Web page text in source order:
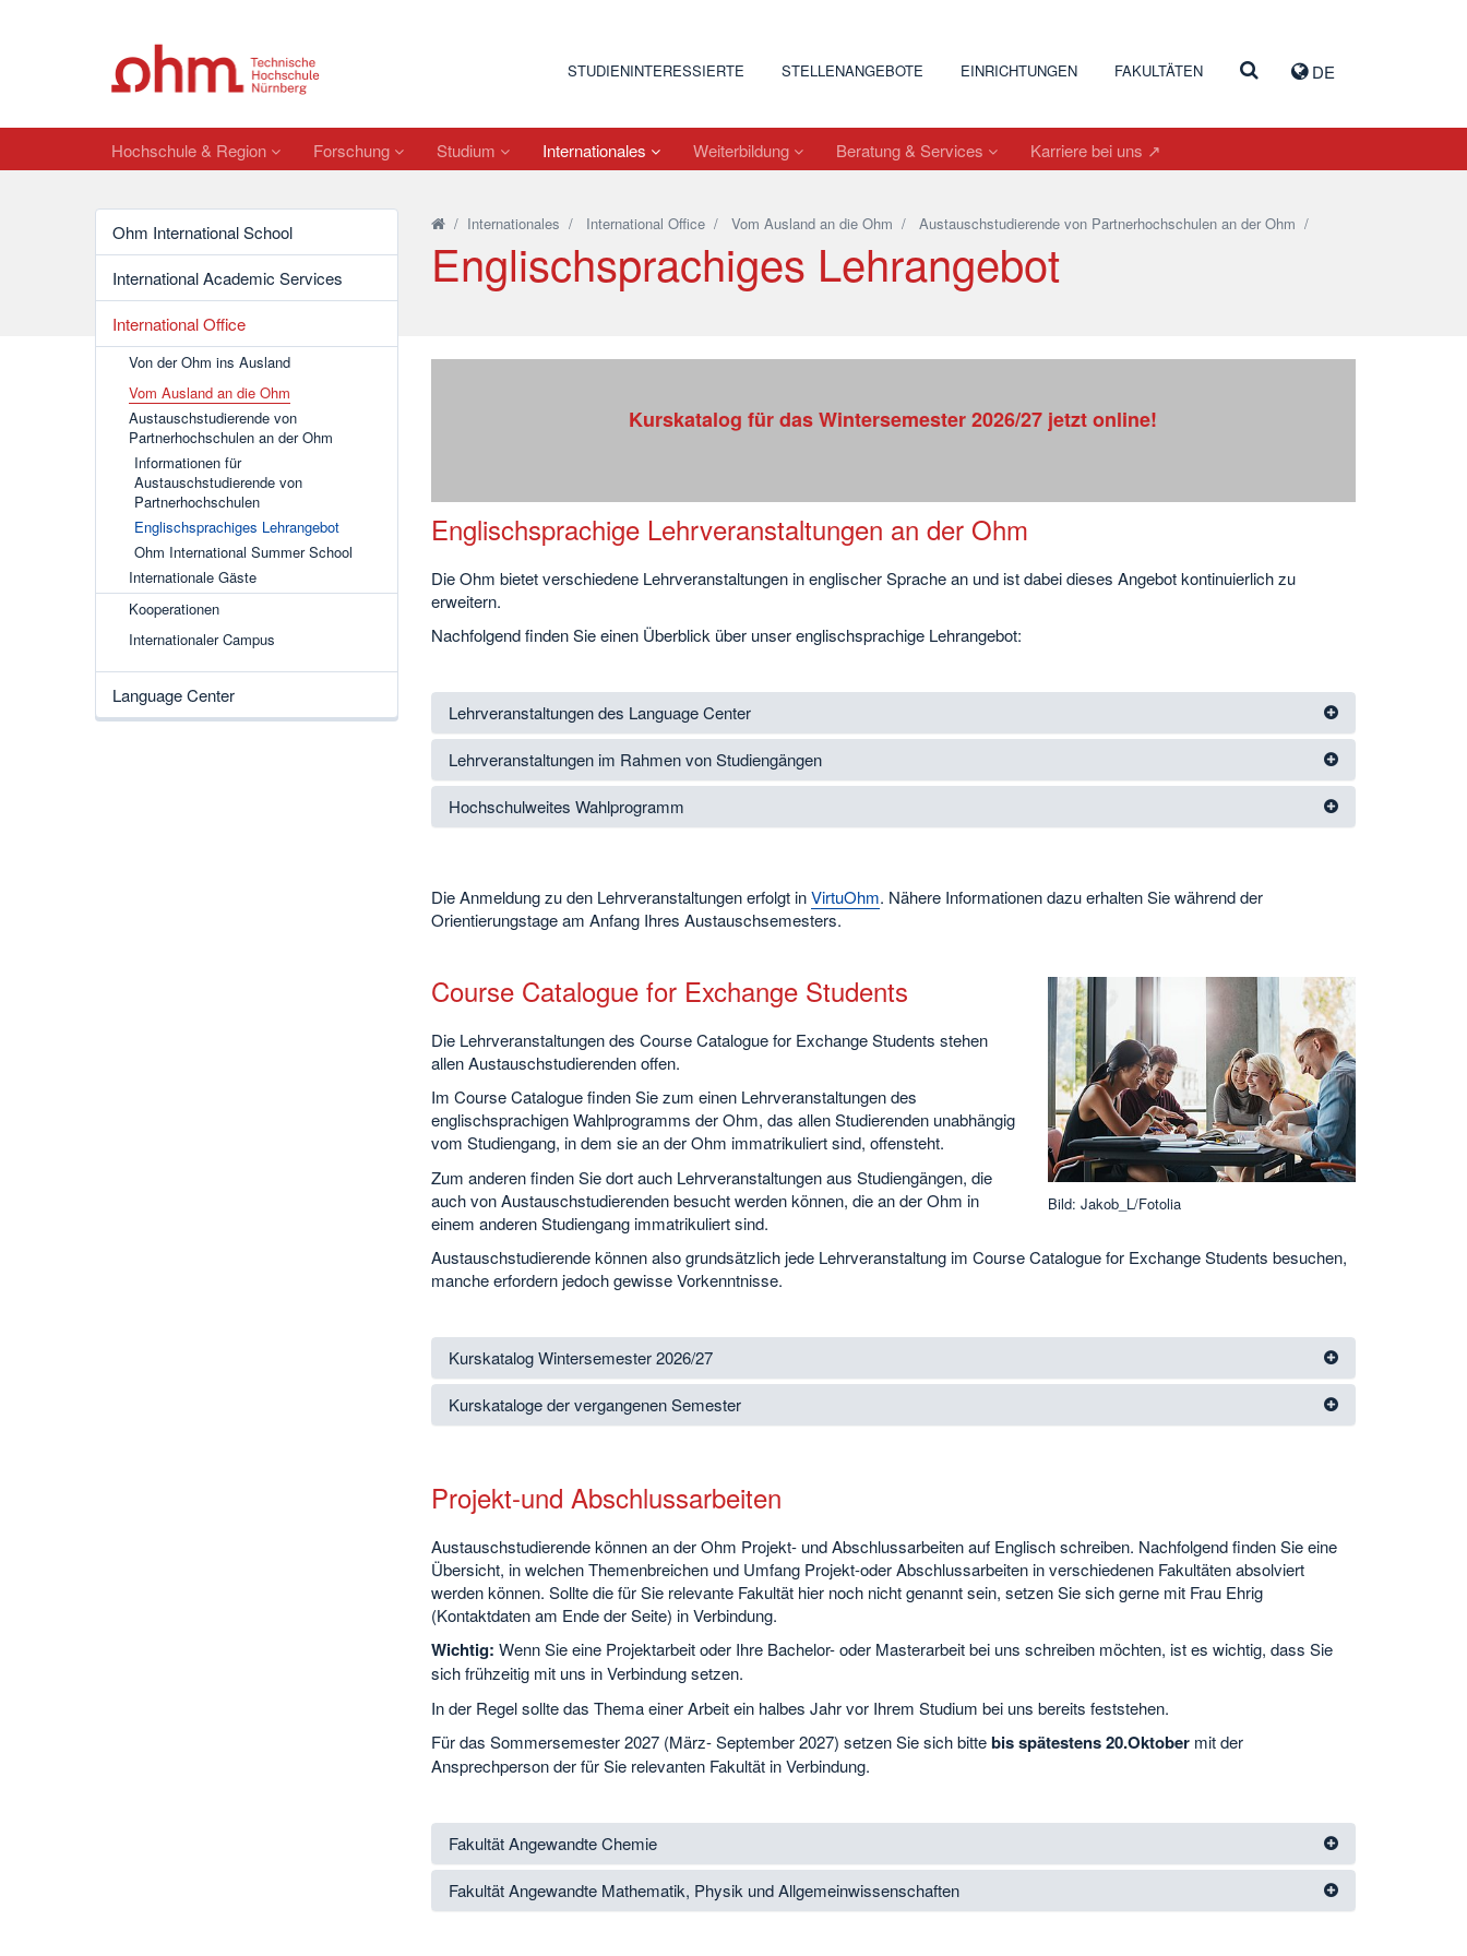
DE
STUDIENINTERESSIERTE STELLENANGEBOTE EINRICHTUNGEN FAKULTÄTEN
Hochschule & Region Forschung Studium Internationales Weiterbildung Beratung & Services Karriere bei uns ↗
Ohm International School
International Academic Services
International Office
Von der Ohm ins Ausland
Vom Ausland an die Ohm
Austauschstudierende von
Partnerhochschulen an der Ohm
Informationen für
Austauschstudierende von
Partnerhochschulen
Englischsprachiges Lehrangebot
Ohm International Summer School
Internationale Gäste
Kooperationen
Internationaler Campus
Language Center
/ Internationales / International Office/ Vom Ausland an die Ohm / Austauschstudierende von Partnerhochschulen an der Ohm /
Englischsprachiges Lehrangebot
Kurskatalog für das Wintersemester 2026/27 jetzt online!
Englischsprachige Lehrveranstaltungen an der Ohm
Die Ohm bietet verschiedene Lehrveranstaltungen in englischer Sprache an und ist dabei dieses Angebot kontinuierlich zu
erweitern.
Nachfolgend finden Sie einen Überblick über unser englischsprachige Lehrangebot:
Lehrveranstaltungen des Language Center
Lehrveranstaltungen im Rahmen von Studiengängen
Hochschulweites Wahlprogramm
Die Anmeldung zu den Lehrveranstaltungen erfolgt inVirtuOhm. Nähere Informationen dazu erhalten Sie während der
Orientierungstage am Anfang Ihres Austauschsemesters.
Bild: Jakob_L/Fotolia
Course Catalogue for Exchange Students
Die Lehrveranstaltungen des Course Catalogue for Exchange Students stehen
allen Austauschstudierenden offen.
Im Course Catalogue finden Sie zum einen Lehrveranstaltungen des
englischsprachigen Wahlprogramms der Ohm, das allen Studierenden unabhängig
vom Studiengang, in dem sie an der Ohm immatrikuliert sind, offensteht.
Zum anderen finden Sie dort auch Lehrveranstaltungen aus Studiengängen, die
auch von Austauschstudierenden besucht werden können, die an der Ohm in
einem anderen Studiengang immatrikuliert sind.
Austauschstudierende können also grundsätzlich jede Lehrveranstaltung im Course Catalogue for Exchange Students besuchen,
manche erfordern jedoch gewisse Vorkenntnisse.
Kurskatalog Wintersemester 2026/27
Kurskataloge der vergangenen Semester
Projekt-und Abschlussarbeiten
Austauschstudierende können an der Ohm Projekt- und Abschlussarbeiten auf Englisch schreiben. Nachfolgend finden Sie eine
Übersicht, in welchen Themenbreichen und Umfang Projekt-oder Abschlussarbeiten in verschiedenen Fakultäten absolviert
werden können. Sollte die für Sie relevante Fakultät hier noch nicht genannt sein, setzen Sie sich gerne mit Frau Ehrig
(Kontaktdaten am Ende der Seite) in Verbindung.
Wichtig: Wenn Sie eine Projektarbeit oder Ihre Bachelor- oder Masterarbeit bei uns schreiben möchten, ist es wichtig, dass Sie
sich frühzeitig mit uns in Verbindung setzen.
In der Regel sollte das Thema einer Arbeit ein halbes Jahr vor Ihrem Studium bei uns bereits feststehen.
Für das Sommersemester 2027 (März- September 2027) setzen Sie sich bittebis spätestens 20.Oktobermit der
Ansprechperson der für Sie relevanten Fakultät in Verbindung.
Fakultät Angewandte Chemie
Fakultät Angewandte Mathematik, Physik und Allgemeinwissenschaften